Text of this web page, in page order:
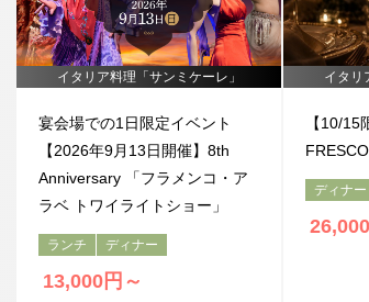
イタリア料理「サンミケーレ」
宴会場での1日限定イベント
【2026年9月13日開催】8th
Anniversary 「フラメンコ・ア
ラベ トワイライトショー」
ランチ ディナー
13,000円～
イタリ
【10/
ディナー
ップ
アド
バイ
ザー
スタ
グラ
ム
Reservation
レストラン予
サンミケー
航空券＋宿
がお決まりの方